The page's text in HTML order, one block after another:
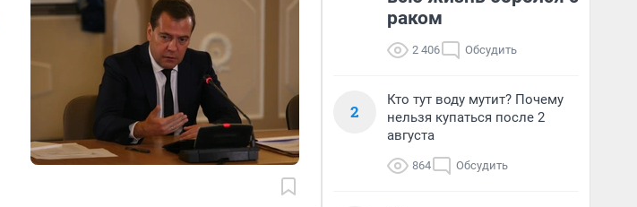
раком
2 406 Обсудить
2
Кто тут воду мутит? Почему
нельзя купаться после 2
августа
864 Обсудить